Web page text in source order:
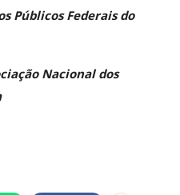
Públicos Federais do
Nacional dos